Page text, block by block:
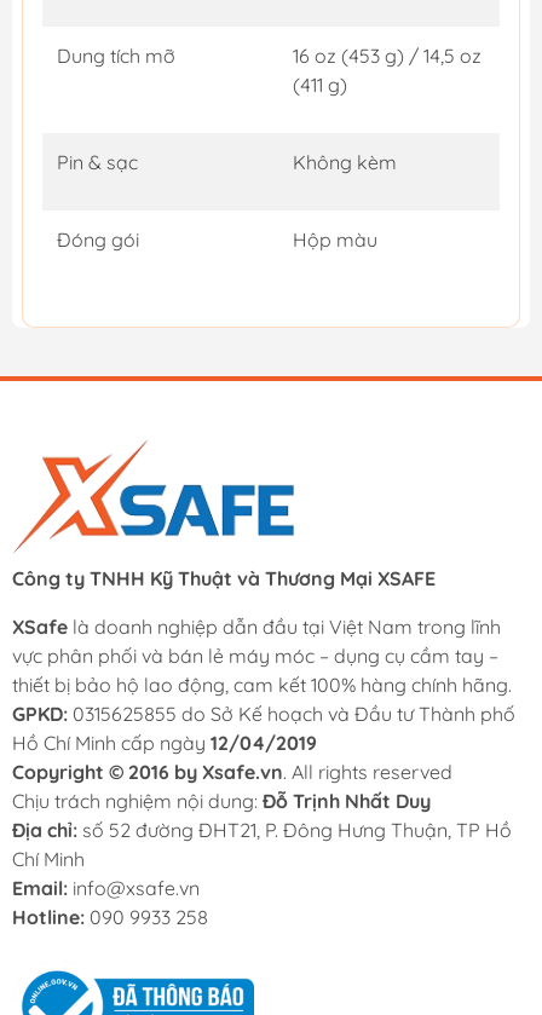
Dung tích mỡ
16 oz (453 g) / 14,5 oz
(411 g)
Pin & sạc Không kèm
Đóng gói Hộp màu
Công ty TNHH Kỹ Thuật và Thương Mại XSAFE
XSafe là doanh nghiệp dẫn đầu tại Việt Nam trong lĩnh
vực phân phối và bán lẻ máy móc – dụng cụ cầm tay –
thiết bị bảo hộ lao động, cam kết 100% hàng chính hãng.
GPKD: 0315625855 do Sở Kế hoạch và Đầu tư Thành phố
Hồ Chí Minh cấp ngày 12/04/2019
Copyright © 2016 by Xsafe.vn. All rights reserved
Chịu trách nghiệm nội dung: Đỗ Trịnh Nhất Duy
Địa chỉ: số 52 đường ĐHT21, P. Đông Hưng Thuận, TP Hồ
Chí Minh
Email: info@xsafe.vn
Hotline: 090 9933 258